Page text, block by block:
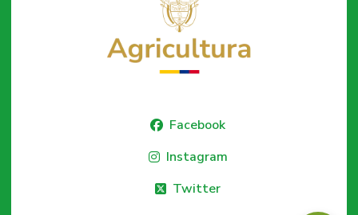
Facebook
Instagram
Twitter